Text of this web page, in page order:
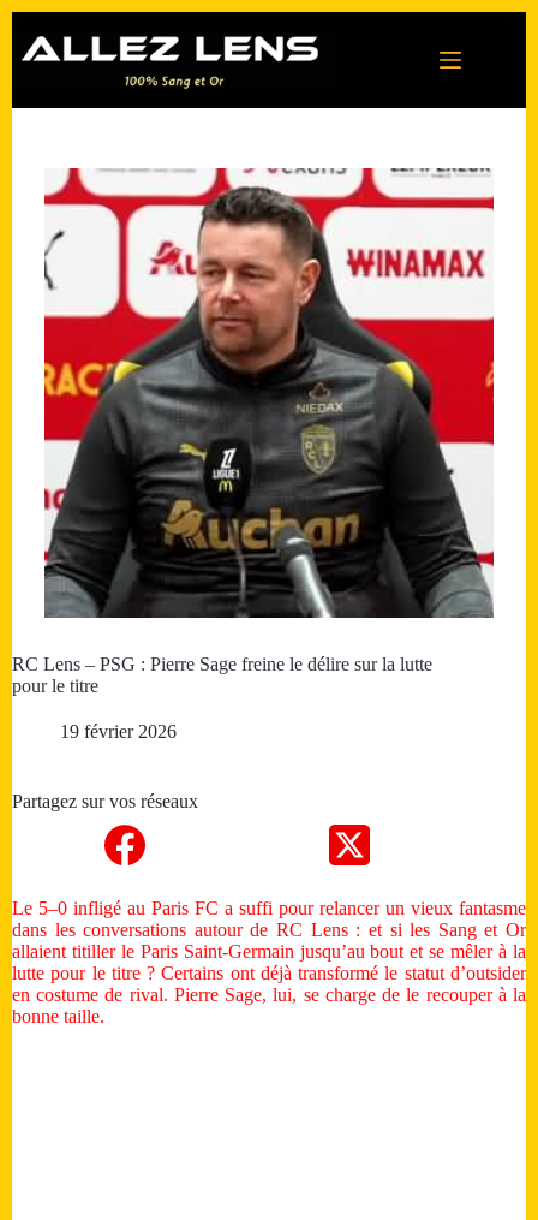
contenu
RC Lens – PSG : Pierre Sage freine le délire sur la lutte
pour le titre
19 février 2026
Partagez sur vos réseaux
Le 5–0 infligé au Paris FC a suffi pour relancer un vieux fantasme
dans les conversations autour de RC Lens : et si les Sang et Or
allaient titiller le Paris Saint-Germain jusqu’au bout et se mêler à la
lutte pour le titre ? Certains ont déjà transformé le statut d’outsider
en costume de rival. Pierre Sage, lui, se charge de le recouper à la
bonne taille.